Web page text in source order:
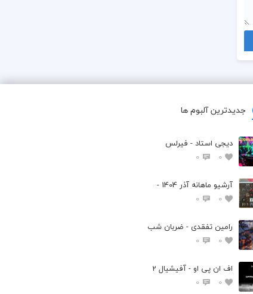
جدیدترین آلبوم ها
دیجی استاد - فیرلس
0
0
آرشیو ماهانه آذر 1404 -
0
0
رامین تفقدی - ضربان شب
0
0
اف ان پی او - آفیشیال 2
0
0